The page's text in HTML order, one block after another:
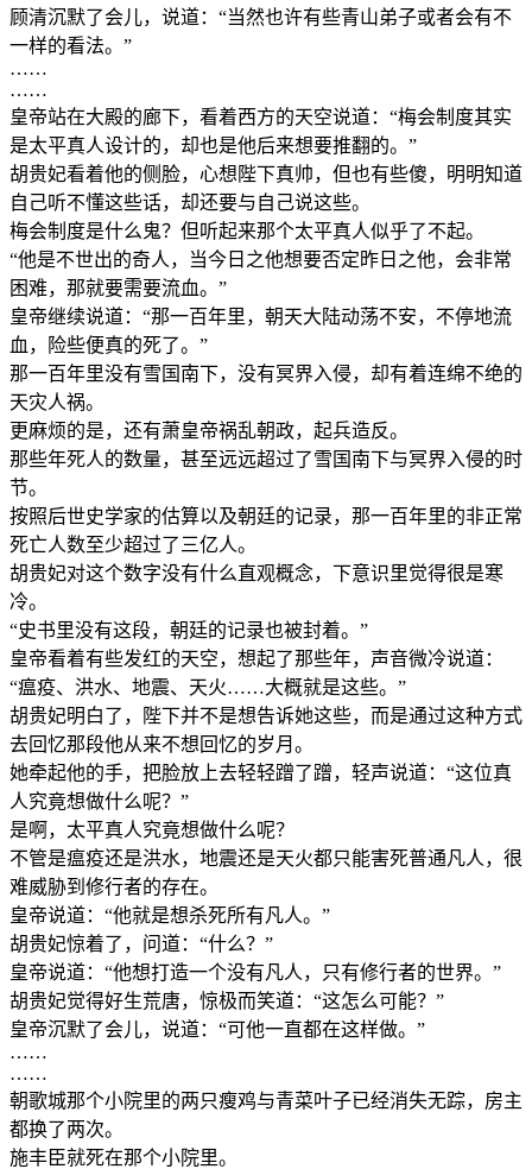
顾清沉默了会儿，说道：“当然也许有些青山弟子或者会有不
一样的看法。”
……
……
皇帝站在大殿的廊下，看着西方的天空说道：“梅会制度其实
是太平真人设计的，却也是他后来想要推翻的。”
胡贵妃看着他的侧脸，心想陛下真帅，但也有些傻，明明知道
自己听不懂这些话，却还要与自己说这些。
梅会制度是什么鬼？但听起来那个太平真人似乎了不起。
“他是不世出的奇人，当今日之他想要否定昨日之他，会非常
困难，那就要需要流血。”
皇帝继续说道：“那一百年里，朝天大陆动荡不安，不停地流
血，险些便真的死了。”
那一百年里没有雪国南下，没有冥界入侵，却有着连绵不绝的
天灾人祸。
更麻烦的是，还有萧皇帝祸乱朝政，起兵造反。
那些年死人的数量，甚至远远超过了雪国南下与冥界入侵的时
节。
按照后世史学家的估算以及朝廷的记录，那一百年里的非正常
死亡人数至少超过了三亿人。
胡贵妃对这个数字没有什么直观概念，下意识里觉得很是寒
冷。
“史书里没有这段，朝廷的记录也被封着。”
皇帝看着有些发红的天空，想起了那些年，声音微冷说道：
“瘟疫、洪水、地震、天火……大概就是这些。”
胡贵妃明白了，陛下并不是想告诉她这些，而是通过这种方式
去回忆那段他从来不想回忆的岁月。
她牵起他的手，把脸放上去轻轻蹭了蹭，轻声说道：“这位真
人究竟想做什么呢？”
是啊，太平真人究竟想做什么呢？
不管是瘟疫还是洪水，地震还是天火都只能害死普通凡人，很
难威胁到修行者的存在。
皇帝说道：“他就是想杀死所有凡人。”
胡贵妃惊着了，问道：“什么？”
皇帝说道：“他想打造一个没有凡人，只有修行者的世界。”
胡贵妃觉得好生荒唐，惊极而笑道：“这怎么可能？”
皇帝沉默了会儿，说道：“可他一直都在这样做。”
……
……
朝歌城那个小院里的两只瘦鸡与青菜叶子已经消失无踪，房主
都换了两次。
施丰臣就死在那个小院里。